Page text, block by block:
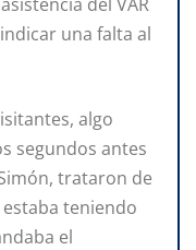
una falta al
algo
segundos antes
trataron de
teniendo
el